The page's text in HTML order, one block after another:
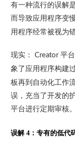
有一种流行的误解
而导致应用程序变
用程序经常被视为
现实： Creator平
象了应用程序构建
板再到自动化工作
误，充当了开发的
平台进行定期审核。
误解4 ：专有的低代